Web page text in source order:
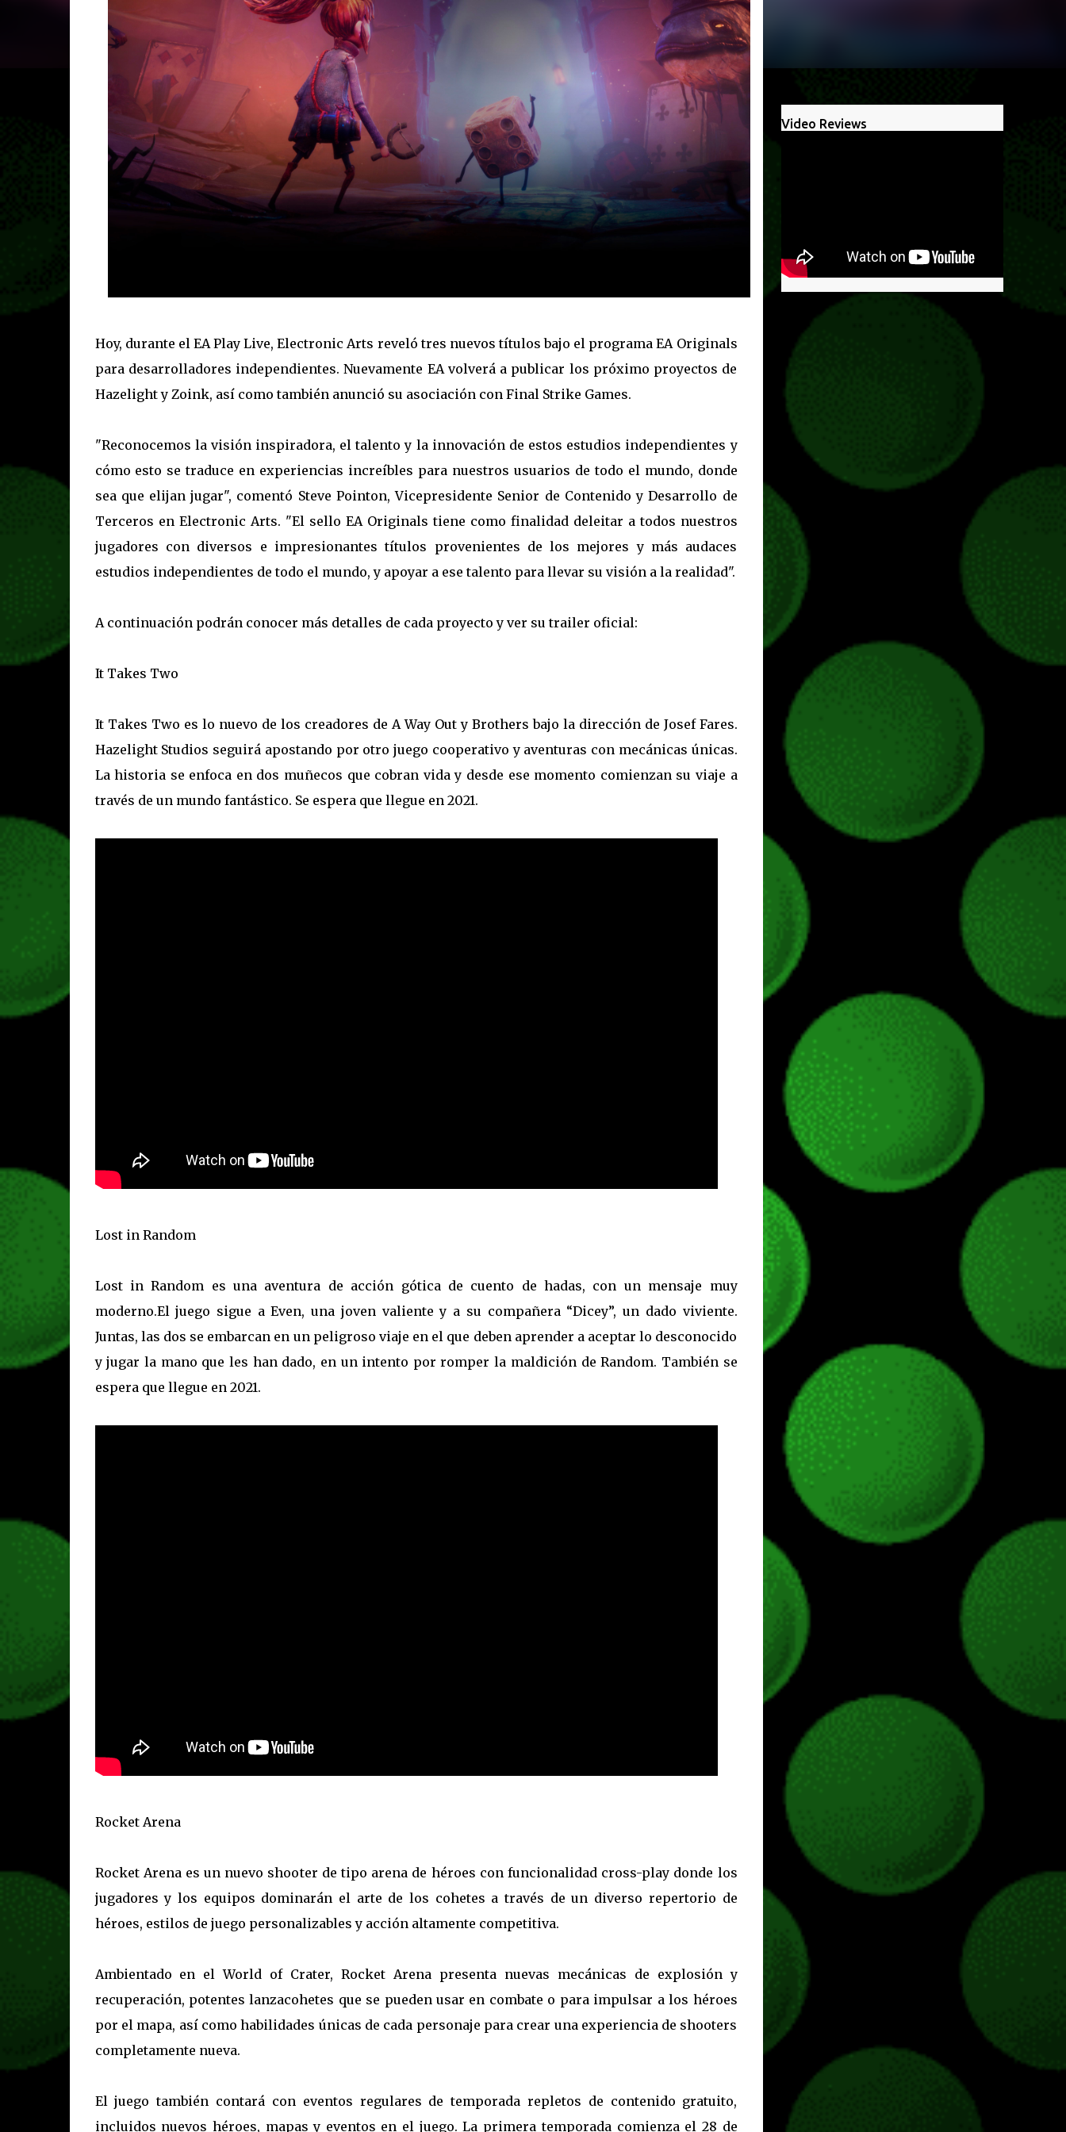
Hoy, durante el EA Play Live, Electronic Arts reveló tres nuevos títulos bajo el programa EA Originals
para desarrolladores independientes. Nuevamente EA volverá a publicar los próximo proyectos de
Hazelight y Zoink, así como también anunció su asociación con Final Strike Games.
"Reconocemos la visión inspiradora, el talento y la innovación de estos estudios independientes y
cómo esto se traduce en experiencias increíbles para nuestros usuarios de todo el mundo, donde
sea que elijan jugar", comentó Steve Pointon, Vicepresidente Senior de Contenido y Desarrollo de
Terceros en Electronic Arts. "El sello EA Originals tiene como finalidad deleitar a todos nuestros
jugadores con diversos e impresionantes títulos provenientes de los mejores y más audaces
estudios independientes de todo el mundo, y apoyar a ese talento para llevar su visión a la realidad".
A continuación podrán conocer más detalles de cada proyecto y ver su trailer oficial:
It Takes Two
It Takes Two es lo nuevo de los creadores de A Way Out y Brothers bajo la dirección de Josef Fares.
Hazelight Studios seguirá apostando por otro juego cooperativo y aventuras con mecánicas únicas.
La historia se enfoca en dos muñecos que cobran vida y desde ese momento comienzan su viaje a
través de un mundo fantástico. Se espera que llegue en 2021.
Lost in Random
Lost in Random es una aventura de acción gótica de cuento de hadas, con un mensaje muy
moderno.El juego sigue a Even, una joven valiente y a su compañera “Dicey”, un dado viviente.
Juntas, las dos se embarcan en un peligroso viaje en el que deben aprender a aceptar lo desconocido
y jugar la mano que les han dado, en un intento por romper la maldición de Random. También se
espera que llegue en 2021.
Rocket Arena
Rocket Arena es un nuevo shooter de tipo arena de héroes con funcionalidad cross-play donde los
jugadores y los equipos dominarán el arte de los cohetes a través de un diverso repertorio de
héroes, estilos de juego personalizables y acción altamente competitiva.
Ambientado en el World of Crater, Rocket Arena presenta nuevas mecánicas de explosión y
recuperación, potentes lanzacohetes que se pueden usar en combate o para impulsar a los héroes
por el mapa, así como habilidades únicas de cada personaje para crear una experiencia de shooters
completamente nueva.
El juego también contará con eventos regulares de temporada repletos de contenido gratuito,
incluidos nuevos héroes, mapas y eventos en el juego. La primera temporada comienza el 28 de
Video Reviews